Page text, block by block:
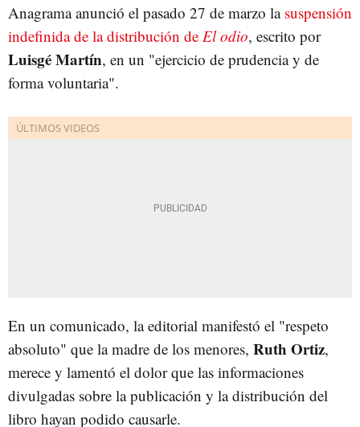
Anagrama anunció el pasado 27 de marzo la suspensión
indefinida de la distribución de El odio, escrito por
Luisgé Martín, en un "ejercicio de prudencia y de
forma voluntaria".
En un comunicado, la editorial manifestó el "respeto
absoluto" que la madre de los menores, Ruth Ortiz,
merece y lamentó el dolor que las informaciones
divulgadas sobre la publicación y la distribución del
libro hayan podido causarle.